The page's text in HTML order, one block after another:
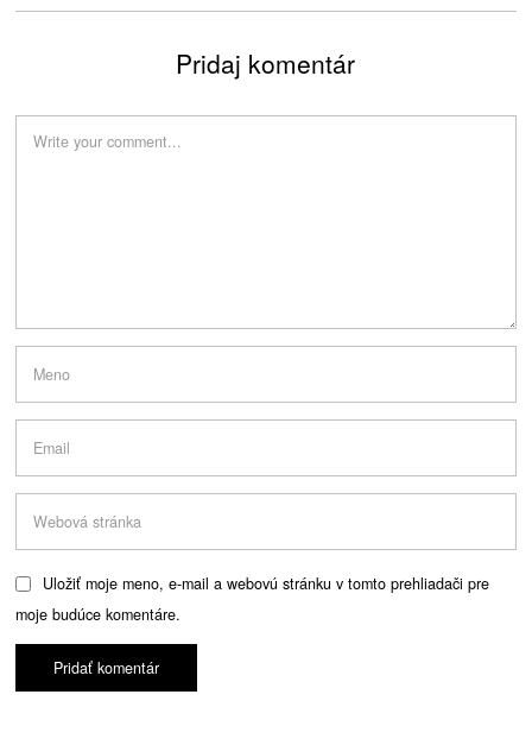
Pridaj komentár
Uložiť moje meno, e-mail a webovú stránku v tomto prehliadači pre
moje budúce komentáre.